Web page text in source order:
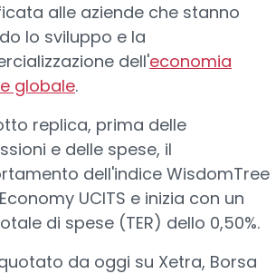
alle aziende che stanno
lo sviluppo e la
dell'economia
globale.
replica, prima delle
e delle spese, il
dell'indice WisdomTree
UCITS e inizia con un
di spese (TER) dello 0,50%.
quotato da oggi su Xetra, Borsa